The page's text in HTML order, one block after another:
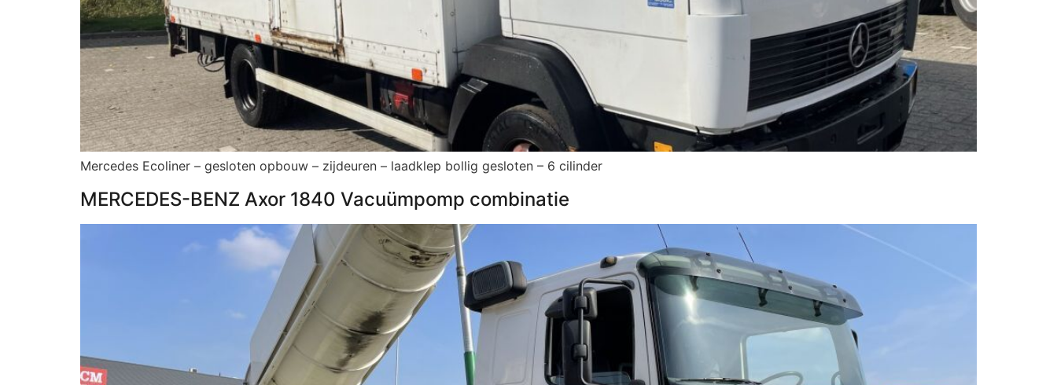
Mercedes Ecoliner – gesloten opbouw – zijdeuren – laadklep bollig gesloten – 6 cilinder
MERCEDES-BENZ Axor 1840 Vacuümpomp combinatie